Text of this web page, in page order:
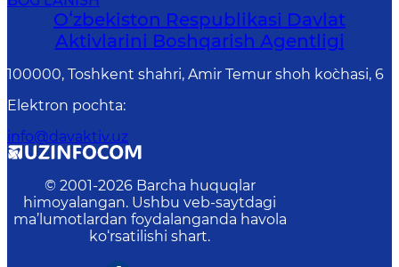
Oʻzbekiston Respublikasi Davlat
Aktivlarini Boshqarish Agentligi
100000, Toshkent shahri, Amir Temur shoh ko`chasi, 6
Elektron pochta:
info@davaktiv.uz
© 2001-2026 Barcha huquqlar
himoyalangan. Ushbu veb-saytdagi
ma’lumotlardan foydalanganda havola
ko‘rsatilishi shart.